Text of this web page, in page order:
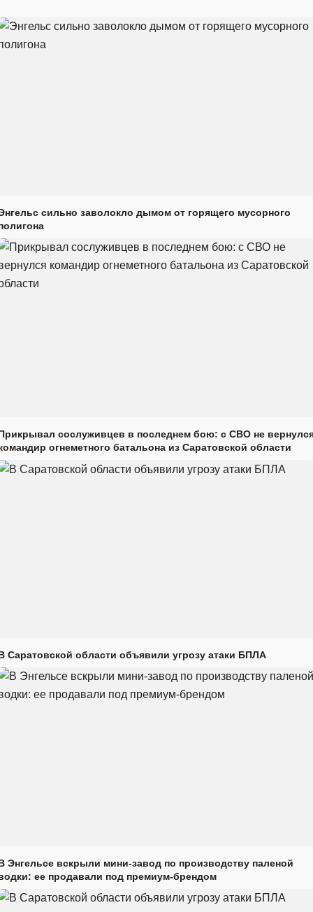
сильно заволокло дымом от горящего мусорного
сослуживцев в последнем бою: с СВО не
огнеметного батальона из Саратовской области
Саратовской области объявили угрозу атаки БПЛА
Энгельсе вскрыли мини-завод по производству паленой
ее продавали под премиум-брендом